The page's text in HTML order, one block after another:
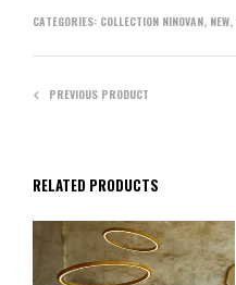
CATEGORIES: COLLECTION NINOVAN, NEW,
PREVIOUS PRODUCT
RELATED PRODUCTS